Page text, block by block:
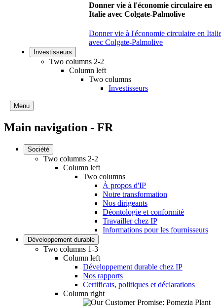
Donner vie à l'économie circulaire en
Italie avec Colgate-Palmolive
Donner vie à l'économie circulaire en
avec Colgate-Palmolive
Investisseurs
Two columns 2-2
Column left
Two columns
Investisseurs
Menu
Main navigation - FR
Société
Two columns 2-2
Column left
Two columns
À propos d'IP
Notre transformation
Nos dirigeants
Déontologie et conformité
Travailler chez IP
Informations pour les fournisseurs
Développement durable
Two columns 1-3
Column left
Développement durable chez IP
Nos rapports
Certificats, politiques et déclarations
Column right